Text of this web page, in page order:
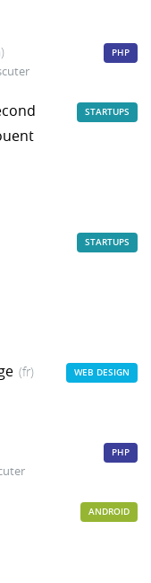
PHP
STARTUPS
STARTUPS
(fr) WEB DESIGN
PHP
ANDROID